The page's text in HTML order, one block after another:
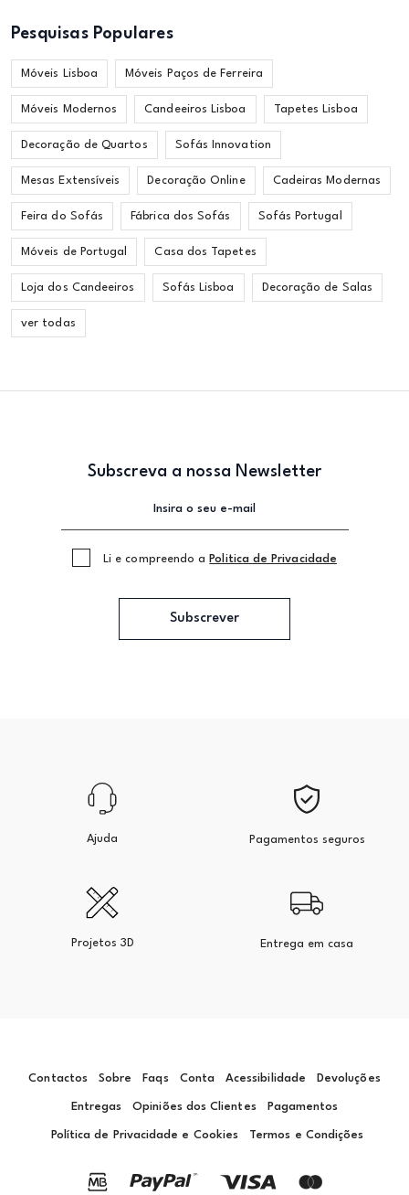
Pesquisas Populares
Móveis Lisboa Móveis Paços de Ferreira
Móveis Modernos Candeeiros Lisboa Tapetes Lisboa
Decoração de Quartos Sofás Innovation
Mesas Extensíveis Decoração Online Cadeiras Modernas
Feira do Sofás Fábrica dos Sofás Sofás Portugal
Móveis de Portugal Casa dos Tapetes
Loja dos Candeeiros Sofás Lisboa Decoração de Salas
ver todas
Subscreva a nossa Newsletter
Li e compreendo a Politica de Privacidade
Subscrever
Ajuda Pagamentos seguros
Projetos 3D Entrega em casa
Contactos Sobre Faqs Conta Acessibilidade Devoluções
Entregas Opiniões dos Clientes Pagamentos
Política de Privacidade e Cookies Termos e Condições